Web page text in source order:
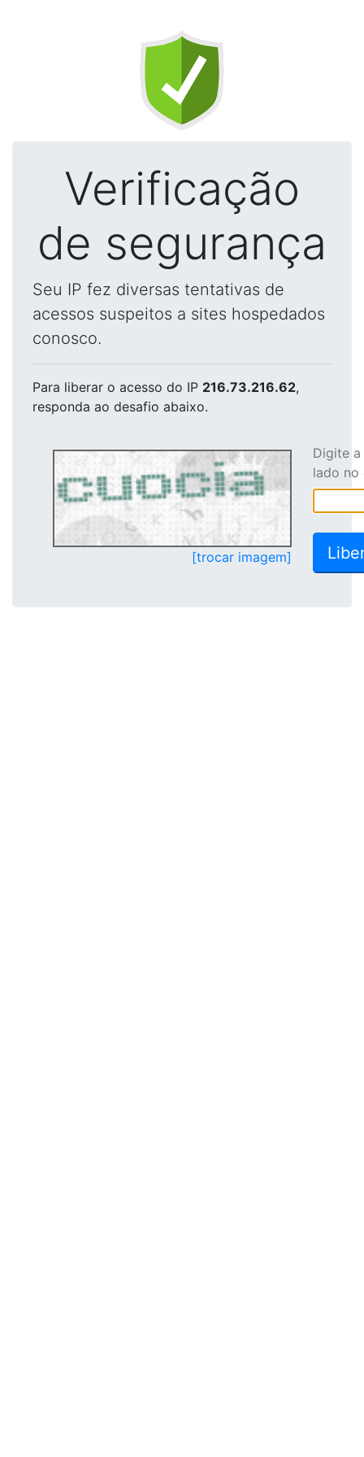
Verificação
de segurança
Seu IP fez diversas tentativas de
acessos suspeitos a sites hospedados
conosco.
Para liberar o acesso do IP 216.73.216.62,
responda ao desafio abaixo.
[trocar imagem]
Digite
lado no